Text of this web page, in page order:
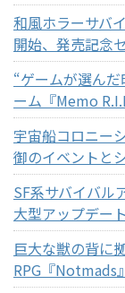
和風ホラーサバ
開始、発売記念
“ゲームが選ん
ーム『Memo
宇宙船コロニー
御のイベントと
SF系サバイバル
大型アップデー
巨大な獣の背に
RPG『Notmads